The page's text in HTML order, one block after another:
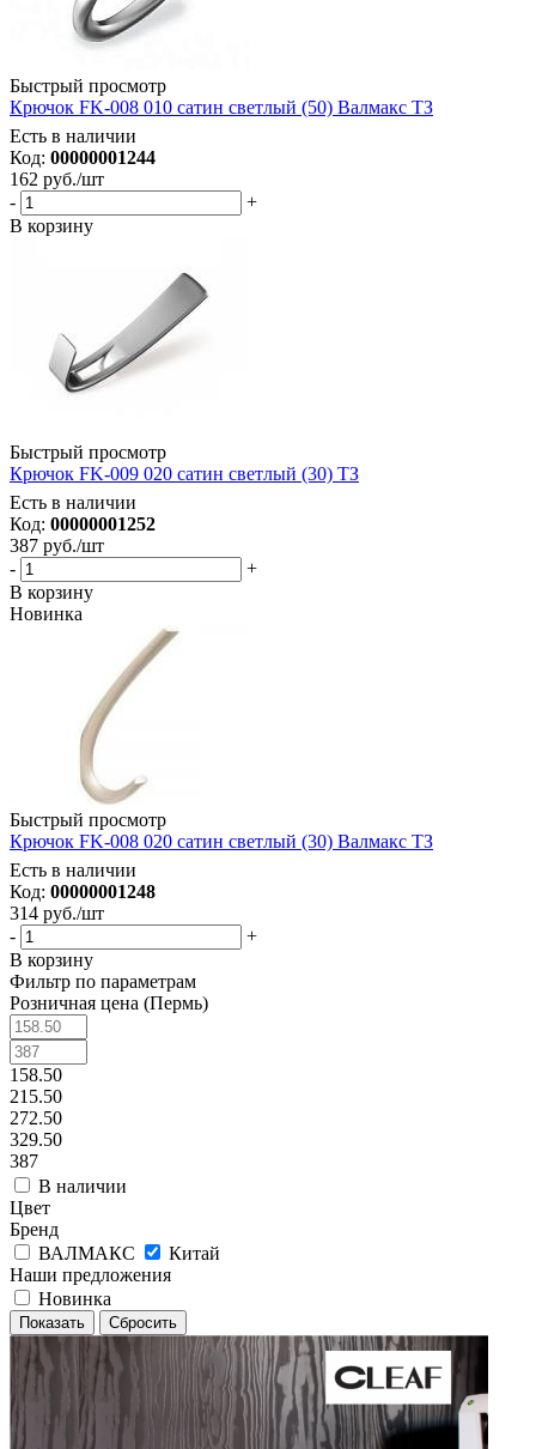
Быстрый просмотр
Крючок FK-008 010 сатин светлый (50) Валмакс ТЗ
Есть в наличии
Код: 00000001244
162 руб./шт
-
+
В корзину
Быстрый просмотр
Крючок FK-009 020 сатин светлый (30) ТЗ
Есть в наличии
Код: 00000001252
387 руб./шт
-
+
В корзину
Новинка
Быстрый просмотр
Крючок FK-008 020 сатин светлый (30) Валмакс ТЗ
Есть в наличии
Код: 00000001248
314 руб./шт
-
+
В корзину
Фильтр по параметрам
Розничная цена (Пермь)
158.50
215.50
272.50
329.50
387
В наличии
Цвет
Бренд
ВАЛМАКС
Китай
Наши предложения
Новинка
Сбросить